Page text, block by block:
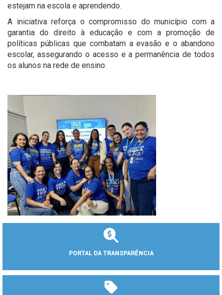
estejam na escola e aprendendo.
A iniciativa reforça o compromisso do município com a
garantia do direito à educação e com a promoção de
políticas públicas que combatam a evasão e o abandono
escolar, assegurando o acesso e a permanência de todos
os alunos na rede de ensino.
PORTAL DA TRANSPARÊNCIA